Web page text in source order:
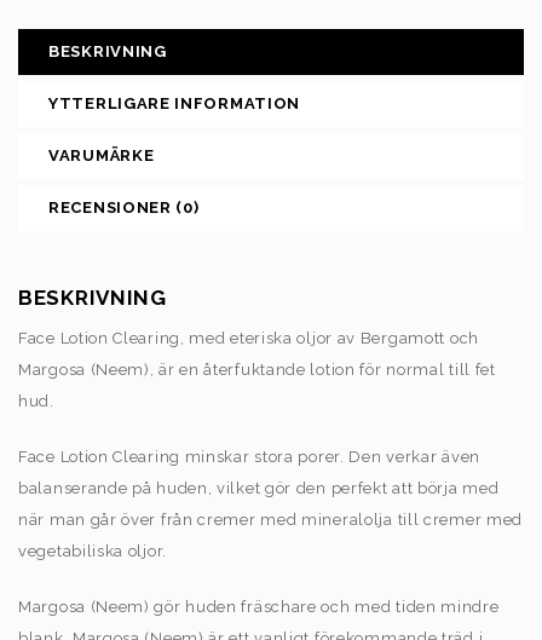
BESKRIVNING
YTTERLIGARE INFORMATION
VARUMÄRKE
RECENSIONER (0)
BESKRIVNING
Face Lotion Clearing, med eteriska oljor av Bergamott och
Margosa (Neem), är en återfuktande lotion för normal till fet
hud.
Face Lotion Clearing minskar stora porer. Den verkar även
balanserande på huden, vilket gör den perfekt att börja med
när man går över från cremer med mineralolja till cremer med
vegetabiliska oljor.
Margosa (Neem) gör huden fräschare och med tiden mindre